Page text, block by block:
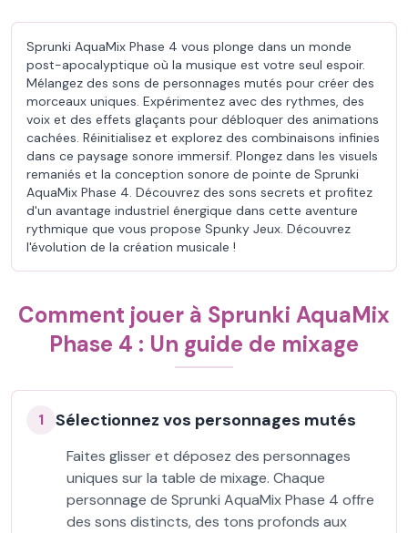
Sprunki AquaMix Phase 4 vous plonge dans un monde
post-apocalyptique où la musique est votre seul espoir.
Mélangez des sons de personnages mutés pour créer des
morceaux uniques. Expérimentez avec des rythmes, des
voix et des effets glaçants pour débloquer des animations
cachées. Réinitialisez et explorez des combinaisons infinies
dans ce paysage sonore immersif. Plongez dans les visuels
remaniés et la conception sonore de pointe de Sprunki
AquaMix Phase 4. Découvrez des sons secrets et profitez
d'un avantage industriel énergique dans cette aventure
rythmique que vous propose Spunky Jeux. Découvrez
l'évolution de la création musicale !
Comment jouer à Sprunki AquaMix
Phase 4 : Un guide de mixage
1 Sélectionnez vos personnages mutés
Faites glisser et déposez des personnages
uniques sur la table de mixage. Chaque
personnage de Sprunki AquaMix Phase 4 offre
des sons distincts, des tons profonds aux